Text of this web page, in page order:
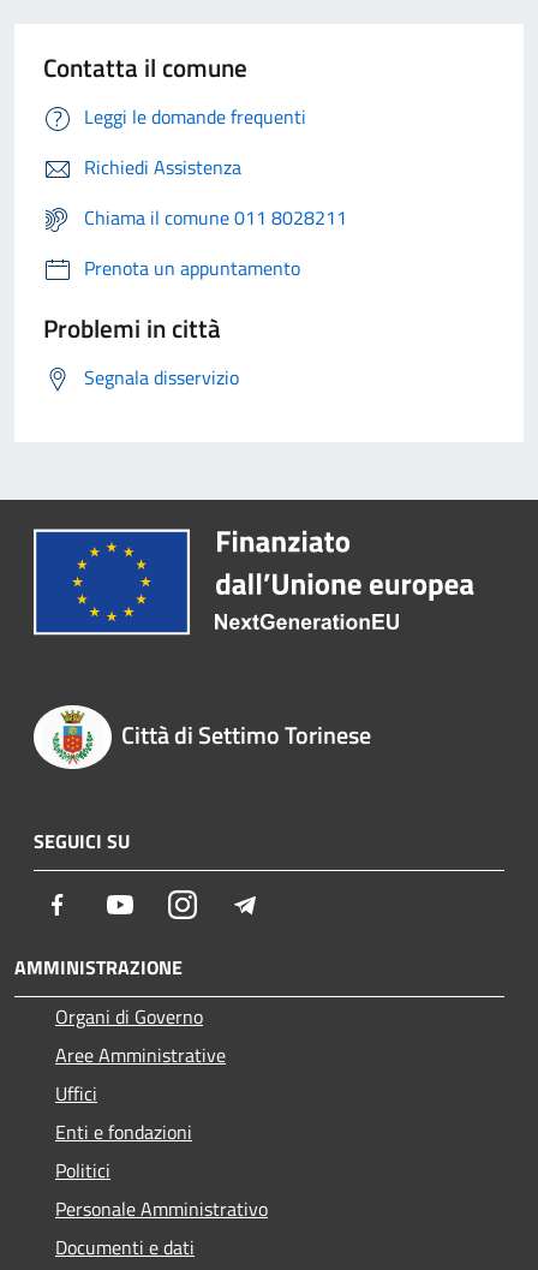
Contatta il comune
Leggi le domande frequenti
Richiedi Assistenza
Chiama il comune 011 8028211
Prenota un appuntamento
Problemi in città
Segnala disservizio
Città di Settimo Torinese
SEGUICI SU
Facebook YoutubeInstagram
AMMINISTRAZIONE
Organi di Governo
Aree Amministrative
Uffici
Enti e fondazioni
Politici
Personale Amministrativo
Documenti e dati